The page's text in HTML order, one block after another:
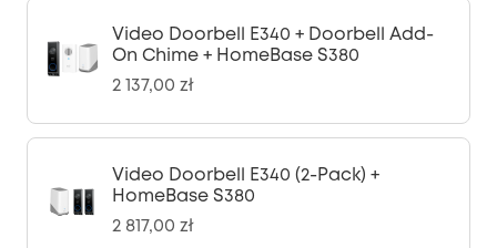
Video Doorbell E340 + Doorbell Add-
On Chime + HomeBase S380
2 137,00 zł
Video Doorbell E340 (2-Pack) +
HomeBase S380
2 817,00 zł